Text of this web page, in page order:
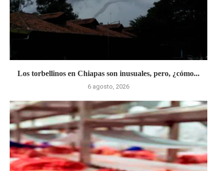
Los torbellinos en Chiapas son inusuales, pero, ¿cómo...
6 agosto, 2026